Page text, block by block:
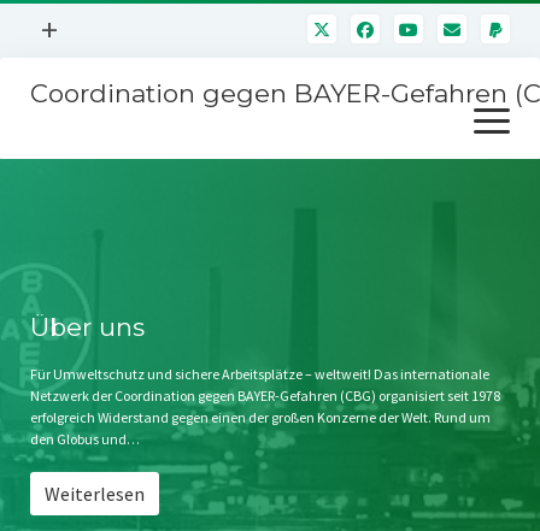
Menü
+
Mitmachen
Kontakt
Impressum
Störfälle
Coordination gegen BAYER-Gefahren
Menü
öffnen
Stichwort BAYER
Jahrestagung
SPENDEN
Über uns
Für Umweltschutz und sichere Arbeitsplätze – weltweit! Das internationale
Netzwerk der Coordination gegen BAYER-Gefahren (CBG) organisiert seit 1978
erfolgreich Widerstand gegen einen der großen Konzerne der Welt. Rund um
den Globus und…
Weiterlesen